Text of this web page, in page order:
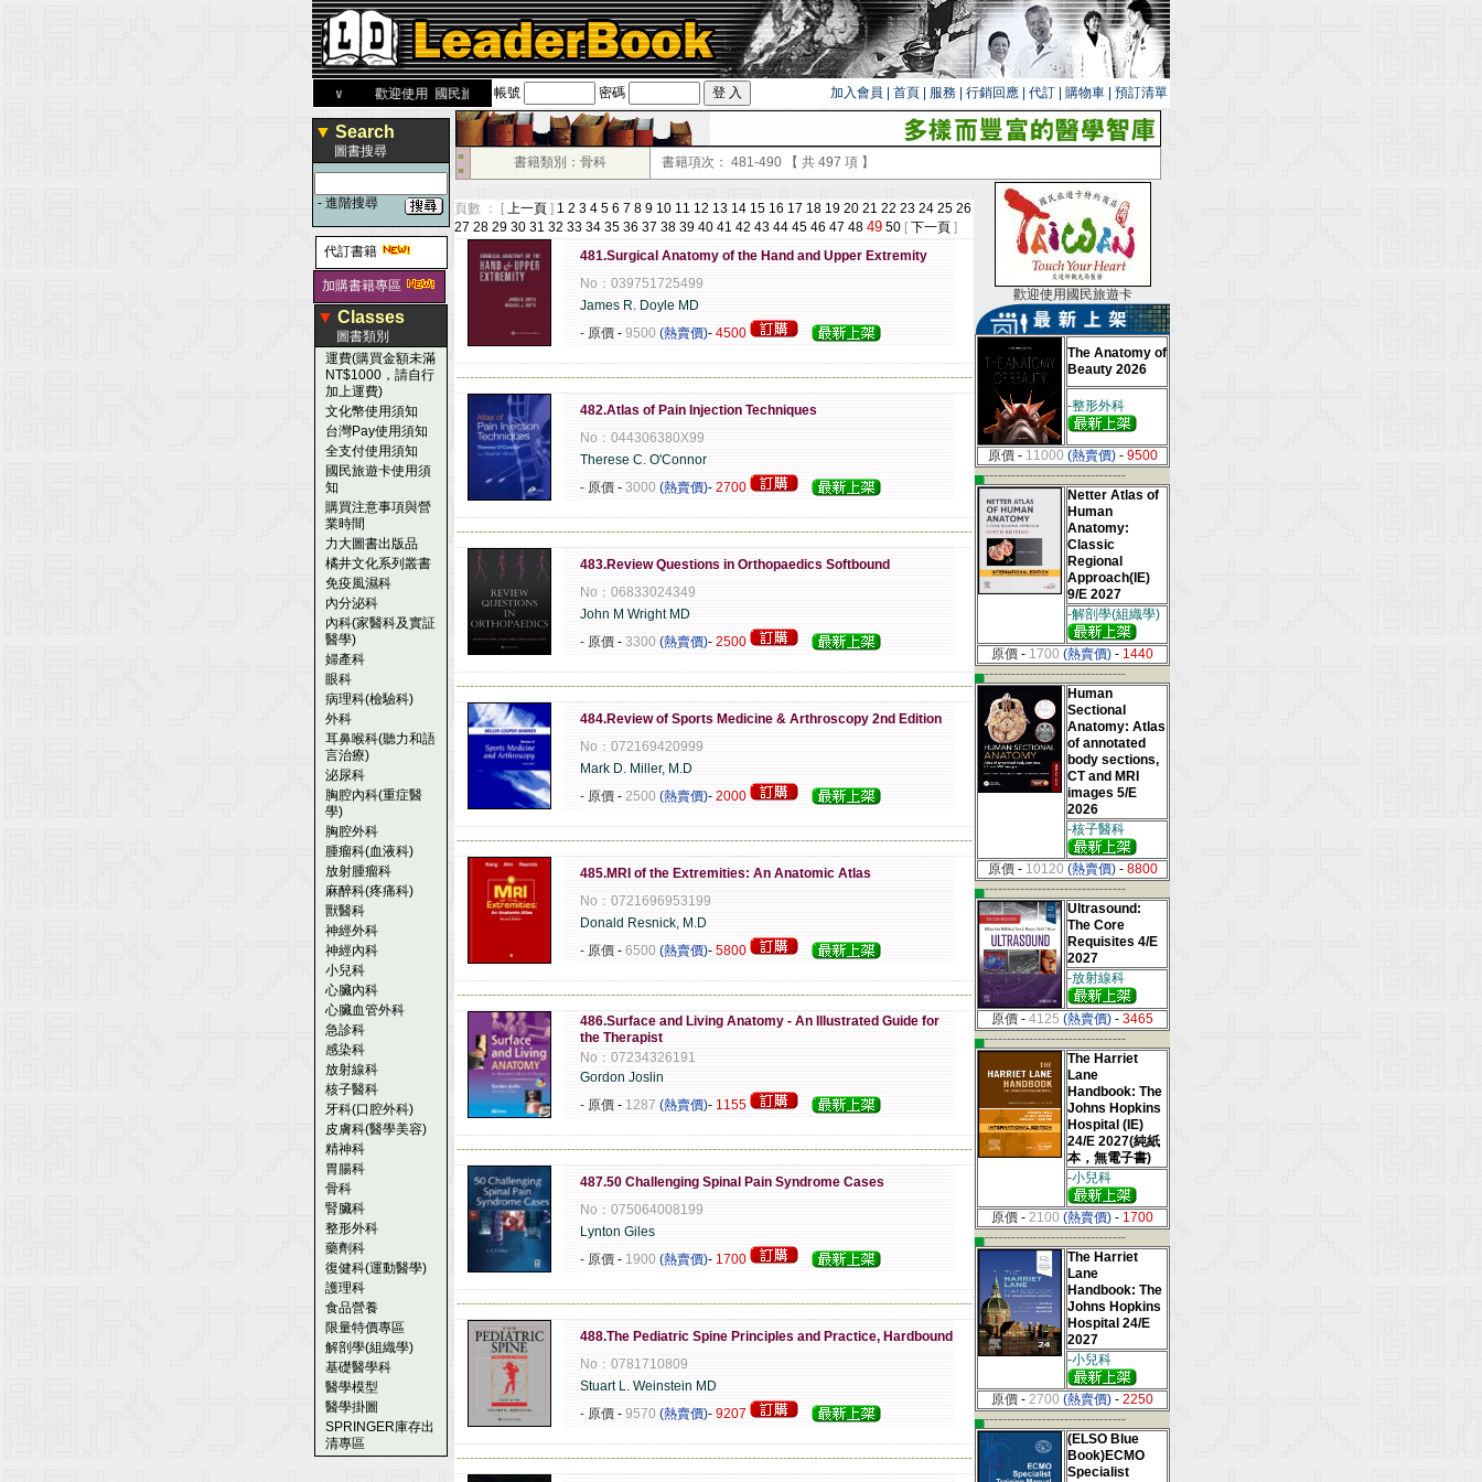
歡迎使用 國民旅遊卡！！ 帳號 密碼 加入會員 首頁 服務 行銷回應 代訂 購物車 預訂清單
▼ Search
圖書搜尋
- 進階搜尋
代訂書籍
加購書籍專區
▼ Classes
圖書類別
運費(購買金額未滿
NT$1000，請自行
加上運費)
文化幣使用須知
台灣Pay使用須知
全支付使用須知
國民旅遊卡使用須
知
購買注意事項與營
業時間
力大圖書出版品
橘井文化系列叢書
免疫風濕科
內分泌科
內科(家醫科及實証
醫學)
婦產科
眼科
病理科(檢驗科)
外科
耳鼻喉科(聽力和語
言治療)
泌尿科
胸腔內科(重症醫
學)
胸腔外科
腫瘤科(血液科)
放射腫瘤科
麻醉科(疼痛科)
獸醫科
神經外科
神經內科
小兒科
心臟內科
心臟血管外科
急診科
感染科
放射線科
核子醫科
牙科(口腔外科)
皮膚科(醫學美容)
精神科
胃腸科
骨科
腎臟科
整形外科
藥劑科
復健科(運動醫學)
護理科
食品營養
限量特價專區
解剖學(組織學)
基礎醫學科
醫學模型
醫學掛圖
SPRINGER庫存出
清專區
■
■
書籍類別：骨科 書籍項次： 481-490 【 共 497 項 】
頁數 ： [ 上一頁 ] 1 2 3 4 5 6 7 8 9 10 11 12 13 14 15 16 17 18 19 20 21 22 23 24 25 26
27 28 29 30 31 32 33 34 35 36 37 38 39 40 41 42 43 44 45 46 47 48 49 50 [ 下一頁 ]
481.Surgical Anatomy of the Hand and Upper Extremity
No：039751725499
James R. Doyle MD
- 原價 - 9500 (熱賣價)- 4500
---------------------------------------------------------------------------------------------------------------------
482.Atlas of Pain Injection Techniques
No：044306380X99
Therese C. O'Connor
- 原價 - 3000 (熱賣價)- 2700
---------------------------------------------------------------------------------------------------------------------
483.Review Questions in Orthopaedics Softbound
No：06833024349
John M Wright MD
- 原價 - 3300 (熱賣價)- 2500
---------------------------------------------------------------------------------------------------------------------
484.Review of Sports Medicine & Arthroscopy 2nd Edition
No：072169420999
Mark D. Miller, M.D
- 原價 - 2500 (熱賣價)- 2000
---------------------------------------------------------------------------------------------------------------------
485.MRI of the Extremities: An Anatomic Atlas
No：0721696953199
Donald Resnick, M.D
- 原價 - 6500 (熱賣價)- 5800
---------------------------------------------------------------------------------------------------------------------
486.Surface and Living Anatomy - An Illustrated Guide for
the Therapist
No：07234326191
Gordon Joslin
- 原價 - 1287 (熱賣價)- 1155
---------------------------------------------------------------------------------------------------------------------
487.50 Challenging Spinal Pain Syndrome Cases
No：075064008199
Lynton Giles
- 原價 - 1900 (熱賣價)- 1700
---------------------------------------------------------------------------------------------------------------------
488.The Pediatric Spine Principles and Practice, Hardbound
No：0781710809
Stuart L. Weinstein MD
- 原價 - 9570 (熱賣價)- 9207
---------------------------------------------------------------------------------------------------------------------
歡迎使用國民旅遊卡
The Anatomy of
Beauty 2026
-整形外科
原價 - 11000 (熱賣價) - 9500
▄--------------------------------
Netter Atlas of
Human
Anatomy:
Classic
Regional
Approach(IE)
9/E 2027
-解剖學(組織學)
原價 - 1700 (熱賣價) - 1440
▄--------------------------------
Human
Sectional
Anatomy: Atlas
of annotated
body sections,
CT and MRI
images 5/E
2026
-核子醫科
原價 - 10120 (熱賣價) - 8800
▄--------------------------------
Ultrasound:
The Core
Requisites 4/E
2027
-放射線科
原價 - 4125 (熱賣價) - 3465
▄--------------------------------
The Harriet
Lane
Handbook: The
Johns Hopkins
Hospital (IE)
24/E 2027(純紙
本，無電子書)
-小兒科
原價 - 2100 (熱賣價) - 1700
▄--------------------------------
The Harriet
Lane
Handbook: The
Johns Hopkins
Hospital 24/E
2027
-小兒科
原價 - 2700 (熱賣價) - 2250
▄--------------------------------
(ELSO Blue
Book)ECMO
Specialist